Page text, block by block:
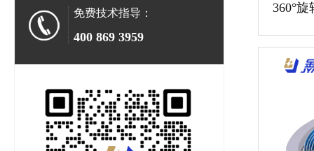
免费技术指导：
400 869 3959
360°